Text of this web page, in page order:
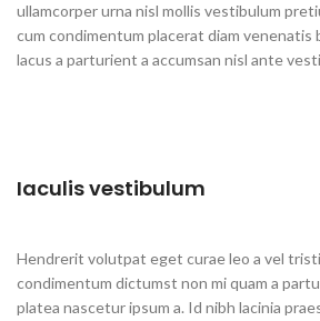
ullamcorper urna nisl mollis vestibulum
cum condimentum placerat diam venenatis
lacus a parturient a accumsan nisl ante
Iaculis vestibulum
Hendrerit volutpat eget curae leo a vel
condimentum dictumst non mi quam a
platea nascetur ipsum a. Id nibh lacinia